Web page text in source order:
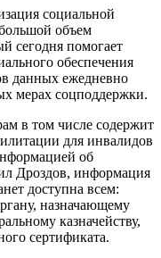
социальной
объем
сегодня помогает
обеспечения
данных ежедневно
мерах соцподдержки.
в том числе содержит
для инвалидов
об
Дроздов, информация
доступна всем:
назначающему
казначейству,
сертификата.